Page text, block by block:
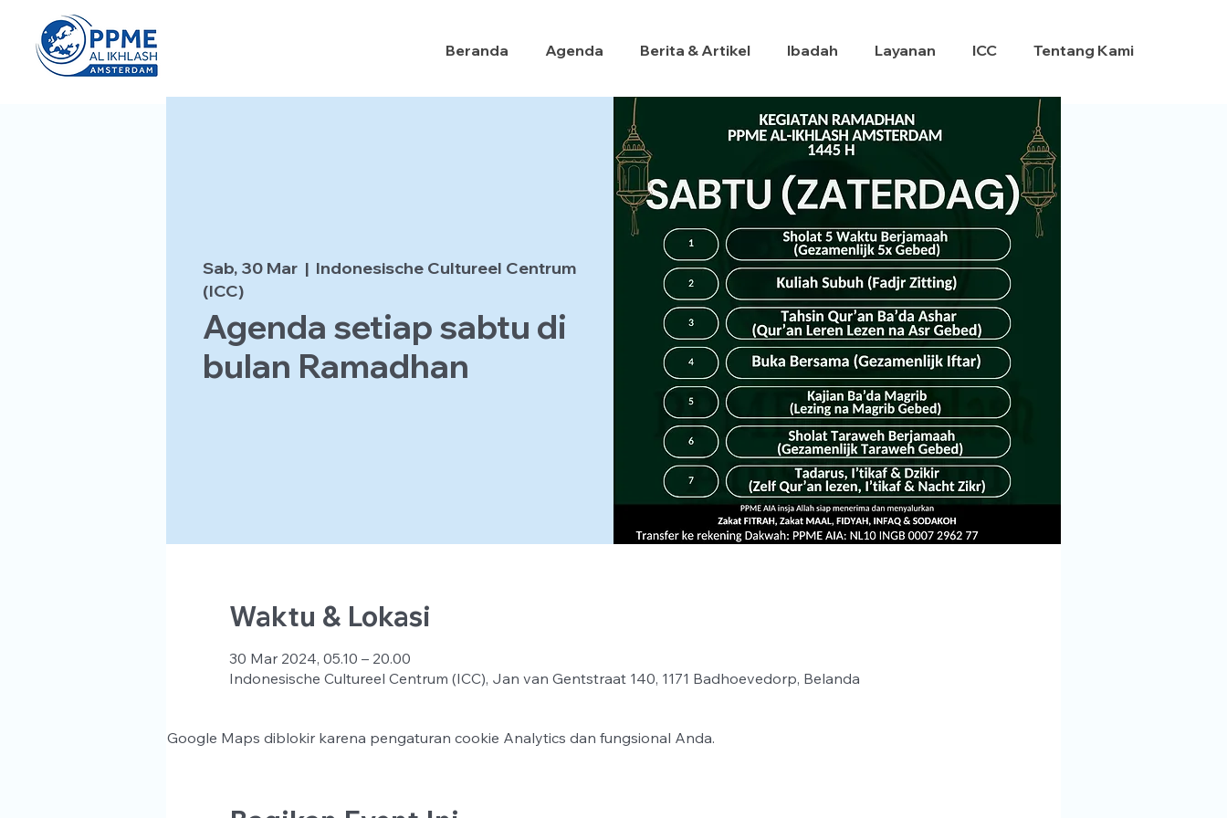
Beranda Agenda Berita & Artikel Ibadah Layanan ICC Tentang Kami
Sab, 30 Mar
  |
Indonesische Cultureel Centrum
(ICC)
Agenda setiap sabtu di
bulan Ramadhan
Waktu & Lokasi
30 Mar 2024, 05.10 – 20.00
Indonesische Cultureel Centrum (ICC), Jan van Gentstraat 140, 1171 Badhoevedorp, Belanda
Google Maps diblokir karena pengaturan cookie Analytics dan fungsional Anda.